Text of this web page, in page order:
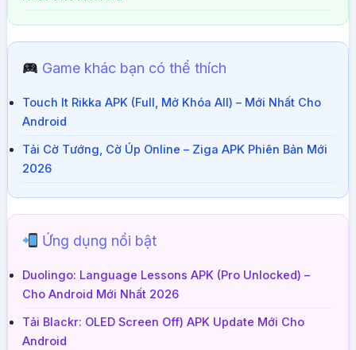
Game khác bạn có thể thích
Touch It Rikka APK (Full, Mở Khóa All) – Mới Nhất Cho
Android
Tải Cờ Tướng, Cờ Úp Online – Ziga APK Phiên Bản Mới
2026
Ứng dụng nổi bật
Duolingo: Language Lessons APK (Pro Unlocked) –
Cho Android Mới Nhất 2026
Tải Blackr: OLED Screen Off) APK Update Mới Cho
Android